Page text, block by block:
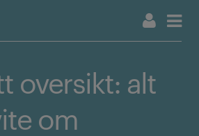
oversikt: alt
om